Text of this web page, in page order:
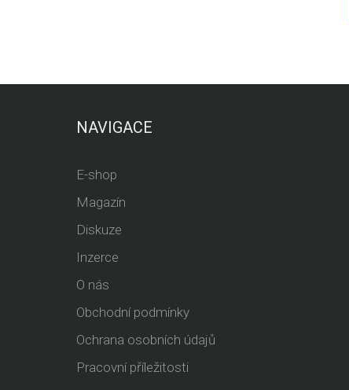
NAVIGACE
E-shop
Magazín
Diskuze
Inzerce
O nás
Obchodní podmínky
Ochrana osobních údajů
Pracovní příležitosti